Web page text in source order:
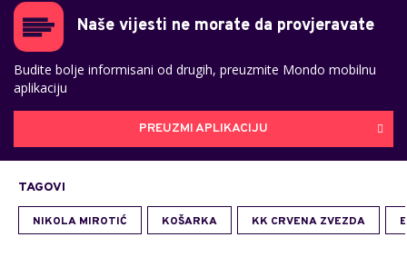
Naše vijesti ne morate da provjeravate
Budite bolje informisani od drugih, preuzmite Mondo mobilnu
aplikaciju
PREUZMI APLIKACIJU
TAGOVI
NIKOLA MIROTIĆ KOŠARKA KK CRVENA ZVEZDA